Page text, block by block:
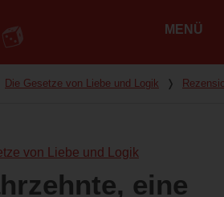
MENÜ
Die Gesetze von Liebe und Logik ❭
von Liebe und Logik
eine